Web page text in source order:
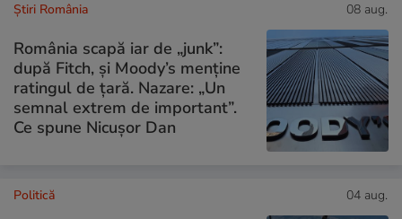
Știri România 08 aug.
România scapă iar de „junk”:
după Fitch, și Moody’s menține
ratingul de țară. Nazare: „Un
semnal extrem de important”.
Ce spune Nicușor Dan
Politică 04 aug.